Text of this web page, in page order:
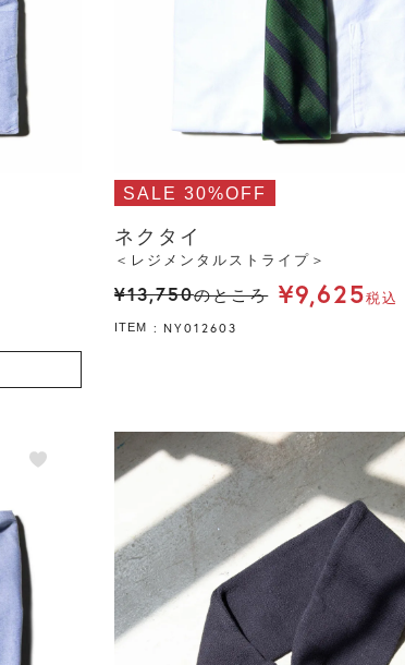
SALE 30%OFF
ネクタイ
＜レジメンタルストライプ＞
¥13,750のところ ¥9,625税込
ITEM NY012603